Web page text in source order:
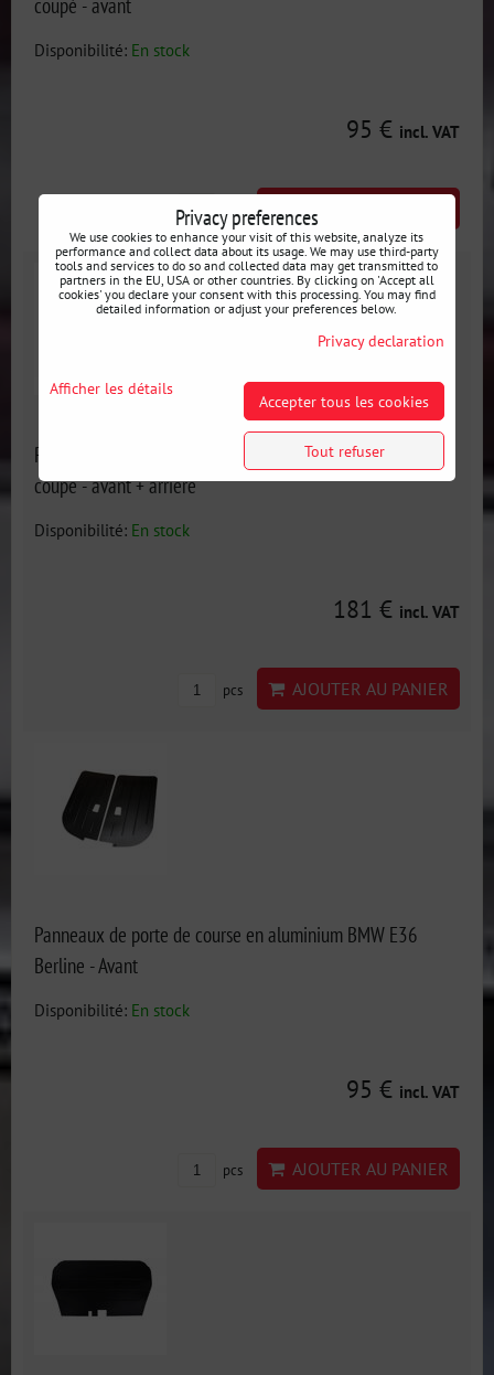
Disponibilité: En stock
95 € incl. VAT
pcs AJOUTER AU PANIER
Panneaux de porte de course en aluminium BMW E36
coupé - avant + arrière
Disponibilité: En stock
181 € incl. VAT
pcs AJOUTER AU PANIER
Panneaux de porte de course en aluminium BMW E36
Berline - Avant
Disponibilité: En stock
95 € incl. VAT
pcs AJOUTER AU PANIER
Privacy preferences
We use cookies to enhance your visit of this website, analyze its
performance and collect data about its usage. We may use third-party
tools and services to do so and collected data may get transmitted to
partners in the EU, USA or other countries. By clicking on 'Accept all
cookies' you declare your consent with this processing. You may find
detailed information or adjust your preferences below.
Privacy declaration
Afficher les détails
Accepter tous les cookies
Tout refuser